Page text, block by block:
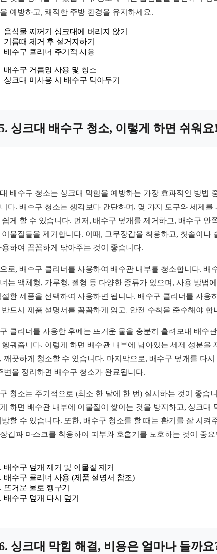
예방하고, 쾌적한 주방 환경을 유지하세요.
음식물 찌꺼기 싱크대에 버리지 않기
기름때 제거 후 설거지하기
배수구 클리너 주기적 사용
배수구 거름망 사용 및 청소
싱크대 미사용 시 배수구 막아두기
싱크대 배수구 청소, 이렇게 하면 쉬워요
배수구 청소는 싱크대 막힘을 예방하는 가장 효과적인 방법
다. 배수구 청소는 생각보다 간단하며, 몇 가지 도구와 세제를
쉽게 할 수 있습니다. 먼저, 배수구 덮개를 제거하고, 배수구 안
이물질들을 제거합니다. 이때, 고무장갑을 착용하고, 칫솔이나
용하여 꼼꼼하게 닦아주는 것이 좋습니다.
로, 배수구 클리너를 사용하여 배수관 내부를 청소합니다. 배
는 액체형, 가루형, 젤형 등 다양한 종류가 있으며, 사용 방법
절한 제품을 선택하여 사용하면 됩니다. 배수구 클리너를 사용
반드시 제품 설명서를 꼼꼼하게 읽고, 안전 수칙을 준수해야 합
클리너를 사용한 후에는 뜨거운 물을 충분히 흘려보내 배수
헹궈줍니다. 이렇게 하면 배수관 내부에 남아있는 세제 성분을
깨끗하게 청소할 수 있습니다. 마지막으로, 배수구 덮개를 다시
변을 정리하면 배수구 청소가 완료됩니다.
청소는 주기적으로 (최소 한 달에 한 번) 실시하는 것이 좋습
하면 배수관 내부에 이물질이 쌓이는 것을 방지하고, 싱크대
방할 수 있습니다. 또한, 배수구 청소를 할 때는 환기를 잘 시켜
갑과 마스크를 착용하여 피부와 호흡기를 보호하는 것이 중요
배수구 덮개 제거 및 이물질 제거
배수구 클리너 사용 (제품 설명서 참조)
뜨거운 물로 헹구기
배수구 덮개 다시 덮기
싱크대 막힘 해결, 비용은 얼마나 들까요